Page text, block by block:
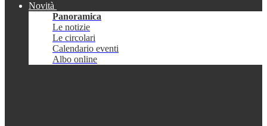
Novità
Panoramica
Le notizie
Le circolari
Calendario eventi
Albo online